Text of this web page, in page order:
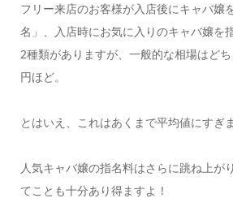
フリー来店のお客様が入店後にキャバ嬢
名」、入店時にお気に入りのキャバ嬢を
2種類がありますが、一般的な相場はど
円ほど。
とはいえ、これはあくまで平均値にすぎ
人気キャバ嬢の指名料はさらに跳ね上が
てことも十分あり得ますよ！